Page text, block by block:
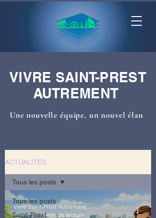
VIVRE SAINT-PREST
AUTREMENT
Une nouvelle équipe, un nouvel élan
ACTUALITÉS
Tous les posts
Saint-Prest
Tous les posts
Vivre Saint-Prest Autrement
12 mars
3 min de lecture